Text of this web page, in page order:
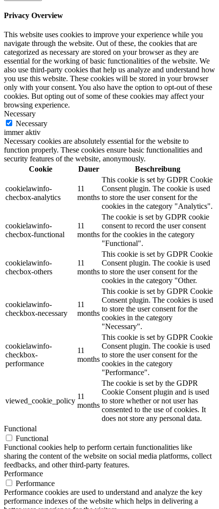
Privacy Overview
This website uses cookies to improve your experience while you
navigate through the website. Out of these, the cookies that are
categorized as necessary are stored on your browser as they are
essential for the working of basic functionalities of the website. We
also use third-party cookies that help us analyze and understand how
you use this website. These cookies will be stored in your browser
only with your consent. You also have the option to opt-out of these
cookies. But opting out of some of these cookies may affect your
browsing experience.
Necessary
Necessary
immer aktiv
Necessary cookies are absolutely essential for the website to
function properly. These cookies ensure basic functionalities and
security features of the website, anonymously.
Cookie
Dauer Beschreibung
cookielawinfo-
checbox-analytics
11
months
This cookie is set by GDPR Cookie
Consent plugin. The cookie is used
to store the user consent for the
cookies in the category "Analytics".
cookielawinfo-
checbox-functional
11
months
The cookie is set by GDPR cookie
consent to record the user consent
for the cookies in the category
"Functional".
cookielawinfo-
checbox-others
11
months
This cookie is set by GDPR Cookie
Consent plugin. The cookie is used
to store the user consent for the
cookies in the category "Other.
cookielawinfo-
checkbox-necessary
11
months
This cookie is set by GDPR Cookie
Consent plugin. The cookies is used
to store the user consent for the
cookies in the category
"Necessary".
cookielawinfo-
checkbox-
performance
11
months
This cookie is set by GDPR Cookie
Consent plugin. The cookie is used
to store the user consent for the
cookies in the category
"Performance".
viewed_cookie_policy
11
months
The cookie is set by the GDPR
Cookie Consent plugin and is used
to store whether or not user has
consented to the use of cookies. It
does not store any personal data.
Functional
Functional
Functional cookies help to perform certain functionalities like
sharing the content of the website on social media platforms, collect
feedbacks, and other third-party features.
Performance
Performance
Performance cookies are used to understand and analyze the key
performance indexes of the website which helps in delivering a